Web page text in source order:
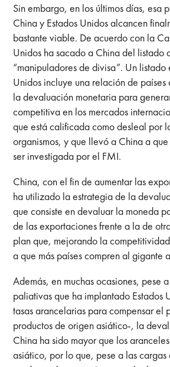
Sin embargo, en los últimos días, esa
China y Estados Unidos alcancen
bastante viable. De acuerdo con la
Unidos ha sacado a China del listado
“manipuladores de divisa”. Un listado
Unidos incluye una relación de países
la devaluación monetaria para
competitiva en los mercados
que está calificada como desleal por
organismos, y que llevó a China a
ser investigada por el FMI.
China, con el fin de aumentar las
ha utilizado la estrategia de la
que consiste en devaluar la moneda
de las exportaciones frente a la de
plan que, mejorando la
a que más países compren al gigante
Además, en muchas ocasiones, pese
paliativas que ha implantado Estados
tasas arancelarias para compensar el
productos de origen asiático-, la
China ha sido mayor que los
asiático, por lo que, pese a las